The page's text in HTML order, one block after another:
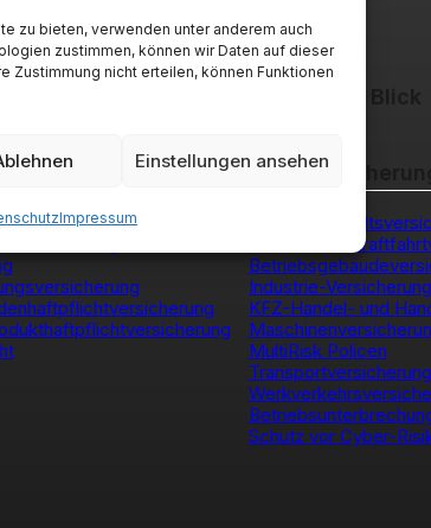
zu bieten, verwenden unter anderem auch
zustimmen, können wir Daten auf dieser
Zustimmung nicht erteilen, können Funktionen
Einstellungen ansehen
Impressum
für Geschäftskunden auf einen Blick
Betriebliche
Industrie-Versicherung
KFZ-Handel- und
MultiRisk Policen
Transportversicherung
Schutz vor Cyber-